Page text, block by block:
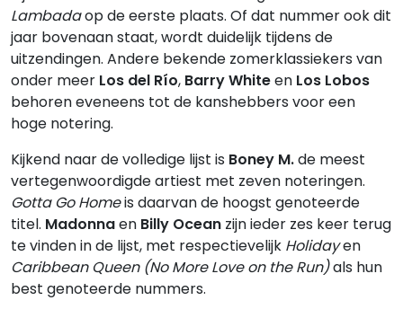
Lambadaop de eerste plaats. Of dat nummer ook dit
jaar bovenaan staat, wordt duidelijk tijdens de
uitzendingen. Andere bekende zomerklassiekers van
onder meer Los del Río, Barry Whiteen Los Lobos
behoren eveneens tot de kanshebbers voor een
hoge notering.
Kijkend naar de volledige lijst is Boney M.de meest
vertegenwoordigde artiest met zeven noteringen.
Gotta Go Homeis daarvan de hoogst genoteerde
titel. Madonnaen Billy Ocean zijn ieder zes keer terug
te vinden in de lijst, met respectievelijk Holidayen
Caribbean Queen (No More Love on the Run)als hun
best genoteerde nummers.